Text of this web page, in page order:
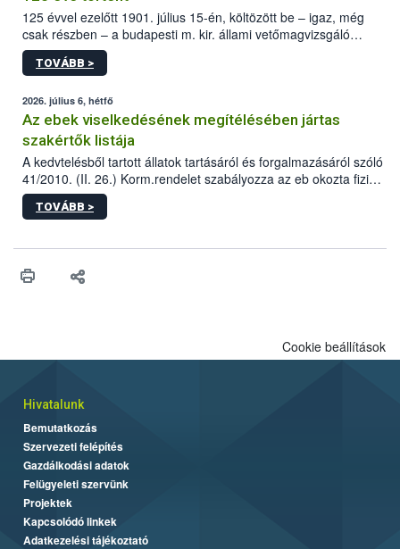
125 évvel ezelőtt 1901. július 15-én, költözött be – igaz, még
csak részben – a budapesti m. kir. állami vetőmagvizsgáló
állomás a Kis Rókus utca 15. szám alatti, Czigler Győző által
tervezett új épületébe.
TOVÁBB >
2026. július 6, hétfő
Az ebek viselkedésének megítélésében jártas
szakértők listája
A kedvtelésből tartott állatok tartásáról és forgalmazásáról szóló
41/2010. (II. 26.) Korm.rendelet szabályozza az eb okozta fizikai
sérülés, illetve ennek veszélye keletkezésekor felmerülő
hatósági feladatokat, valamint a veszélyes eb tartását és annak
vonni az ebek viselkedésének megítélésében jártas szakértőt.
TOVÁBB >
Cookie beállítások
Hivatalunk
Bemutatkozás
Szervezeti felépítés
Gazdálkodási adatok
Felügyeleti szervünk
Projektek
Kapcsolódó linkek
Adatkezelési tájékoztató